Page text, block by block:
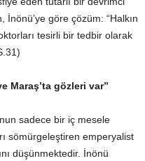
göre çözüm: “Halkın
tesirli bir tedbir olarak
Maraş’ta gözleri var”
sadece bir iç mesele
sömürgeleştiren emperyalist
düşünmektedir. İnönü